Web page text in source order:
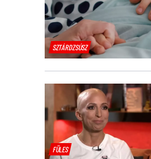
SZTÁRDZSÚSZ
FÜLES